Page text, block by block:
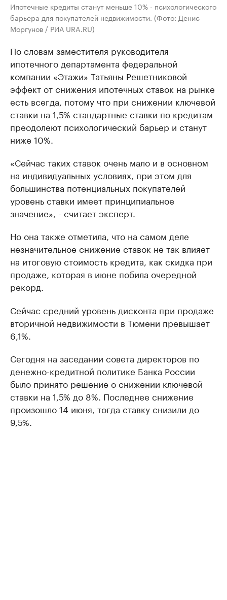
Ипотечные кредиты станут меньше 10% - психологического
барьера для покупателей недвижимости. (Фото: Денис
Моргунов / РИА URA.RU)
По словам заместителя руководителя
ипотечного департамента федеральной
компании «Этажи» Татьяны Решетниковой
эффект от снижения ипотечных ставок на рынке
есть всегда, потому что при снижении ключевой
ставки на 1,5% стандартные ставки по кредитам
преодолеют психологический барьер и станут
ниже 10%.
«Сейчас таких ставок очень мало и в основном
на индивидуальных условиях, при этом для
большинства потенциальных покупателей
уровень ставки имеет принципиальное
значение», - считает эксперт.
Но она также отметила, что на самом деле
незначительное снижение ставок не так влияет
на итоговую стоимость кредита, как скидка при
продаже, которая в июне побила очередной
рекорд.
Сейчас средний уровень дисконта при продаже
вторичной недвижимости в Тюмени превышает
6,1%.
Сегодня на заседании совета директоров по
денежно-кредитной политике Банка России
было принято решение о снижении ключевой
ставки на 1,5% до 8%. Последнее снижение
произошло 14 июня, тогда ставку снизили до
9,5%.